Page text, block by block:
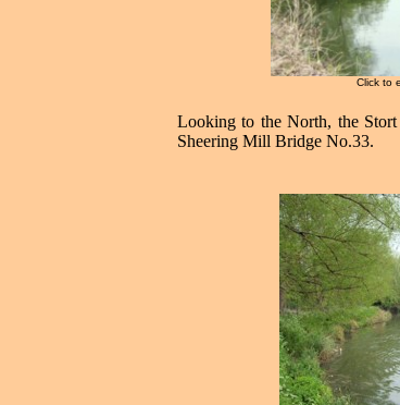
Click to
Looking to the North, the
Sheering Mill Bridge No.33.